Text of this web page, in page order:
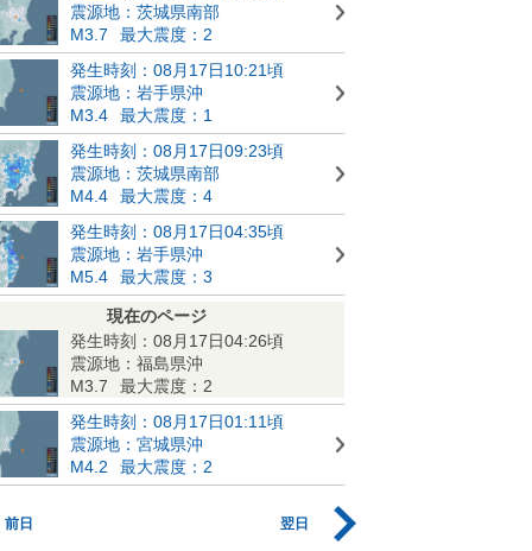
震源地：茨城県南部
M3.7
最大震度：2
発生時刻：08月17日10:21頃
震源地：岩手県沖
M3.4
最大震度：1
発生時刻：08月17日09:23頃
震源地：茨城県南部
M4.4
最大震度：4
発生時刻：08月17日04:35頃
震源地：岩手県沖
M5.4
最大震度：3
現在のページ
発生時刻：08月17日04:26頃
震源地：福島県沖
M3.7
最大震度：2
発生時刻：08月17日01:11頃
震源地：宮城県沖
M4.2
最大震度：2
前日 翌日